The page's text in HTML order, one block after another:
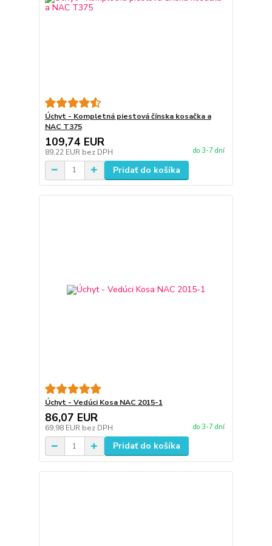
Úchyt - Kompletná piestová čínska kosačka a
NAC T375
109,74 EUR
89,22 EUR bez DPH do 3-7 dní
Pridať do košíka
Úchyt - Vedúci Kosa NAC 2015-1
86,07 EUR
69,98 EUR bez DPH do 3-7 dní
Pridať do košíka